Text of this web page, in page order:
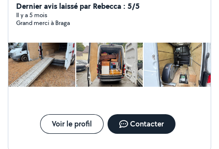
Dernier avis laissé par Rebecca : 5/5
Il y a 5 mois
Grand merci à Braga
Voir le profil Contacter